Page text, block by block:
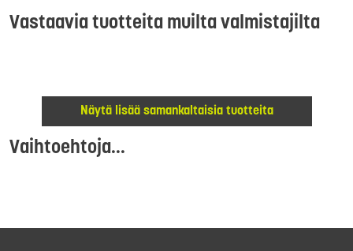
Vastaavia tuotteita muilta valmistajilta
Näytä lisää samankaltaisia tuotteita
Vaihtoehtoja...